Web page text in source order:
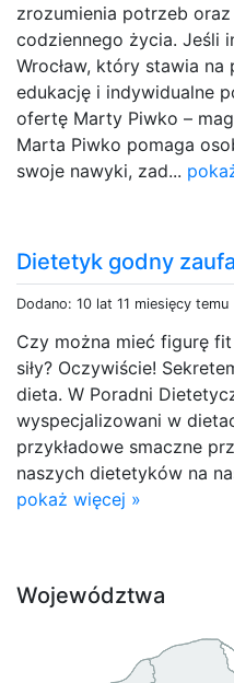
zrozumienia potrzeb
codziennego życia. Jeśli
Wrocław, który stawia
edukację i indywidualne
ofertę Marty Piwko –
Marta Piwko pomaga
swoje nawyki, zad...
Dietetyk godny
Dodano: 10 lat 11 miesięcy temu
Czy można mieć figurę
siły? Oczywiście!
dieta. W Poradni
wyspecjalizowani w
przykładowe smaczne
naszych dietetyków na
pokaż więcej »
Województwa